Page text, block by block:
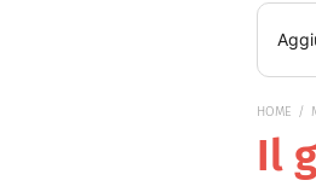
HOME
Il